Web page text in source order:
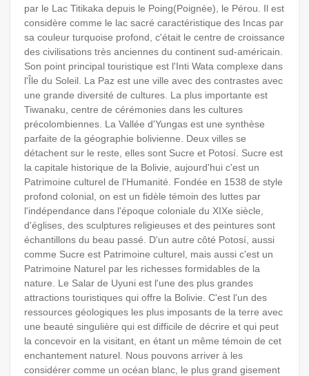
par le Lac Titikaka depuis le Poing(Poignée), le Pérou. Il est
considère comme le lac sacré caractéristique des Incas par
sa couleur turquoise profond, c'était le centre de croissance
des civilisations très anciennes du continent sud-américain.
Son point principal touristique est l'Inti Wata complexe dans
l'Île du Soleil. La Paz est une ville avec des contrastes avec
une grande diversité de cultures. La plus importante est
Tiwanaku, centre de cérémonies dans les cultures
précolombiennes. La Vallée d'Yungas est une synthèse
parfaite de la géographie bolivienne. Deux villes se
détachent sur le reste, elles sont Sucre et Potosí. Sucre est
la capitale historique de la Bolivie, aujourd'hui c'est un
Patrimoine culturel de l'Humanité. Fondée en 1538 de style
profond colonial, on est un fidèle témoin des luttes par
l'indépendance dans l'époque coloniale du XIXe siècle,
d'églises, des sculptures religieuses et des peintures sont
échantillons du beau passé. D'un autre côté Potosí, aussi
comme Sucre est Patrimoine culturel, mais aussi c'est un
Patrimoine Naturel par les richesses formidables de la
nature. Le Salar de Uyuni est l'une des plus grandes
attractions touristiques qui offre la Bolivie. C'est l'un des
ressources géologiques les plus imposants de la terre avec
une beauté singulière qui est difficile de décrire et qui peut
la concevoir en la visitant, en étant un même témoin de cet
enchantement naturel. Nous pouvons arriver à les
considérer comme un océan blanc, le plus grand gisement